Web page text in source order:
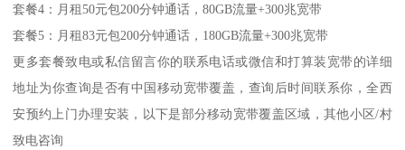
套餐4：月租50元包200分钟通话，80GB流量+300兆宽带
套餐5：月租83元包200分钟通话，180GB流量+300兆宽带
更多套餐致电或私信留言你的联系电话或微信和打算装宽带的详细
地址为你查询是否有中国移动宽带覆盖，查询后时间联系你，全西
安预约上门办理安装，以下是部分移动宽带覆盖区域，其他小区/村
致电咨询